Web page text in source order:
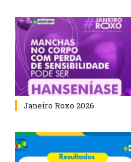
Janeiro Roxo 2026